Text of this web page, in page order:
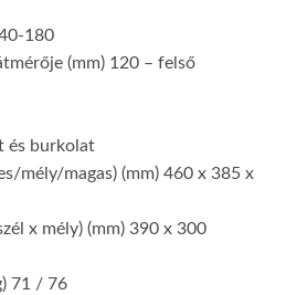
180
(mm) 120 – felső
és burkolat
mély/magas) (mm) 460 x 385 x
x mély) (mm) 390 x 300
71 / 76